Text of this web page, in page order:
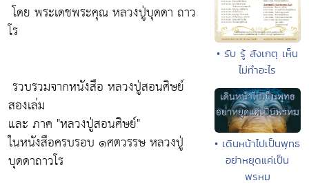
โดย พระเดชพระคุณ หลวงปู่บุดดา ถาว
โร
รวบรวมจากหนังสือ หลวงปู่สอนศิษย์
สองเล่ม
และ ภาค "หลวงปู่สอนศิษย์"
ในหนังสือครบรอบ ๑ศตวรรษ หลวงปู่
บุดดาถาวโร
• รับ รู้ สังเกตุ เห็น
ไม่ทำอะไร
• เดินหน้าไปเป็นพุทธ
อย่าหยุดแค่เป็น
พรหม